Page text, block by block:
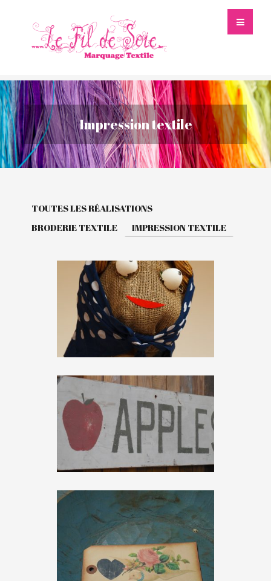
Impression textile
TOUTES LES RÉALISATIONS
BRODERIE TEXTILE
IMPRESSION TEXTILE